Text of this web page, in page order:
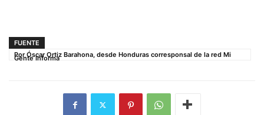
FUENTE
Por Óscar Ortiz Barahona, desde Honduras corresponsal de la red Mi
Gente Informa